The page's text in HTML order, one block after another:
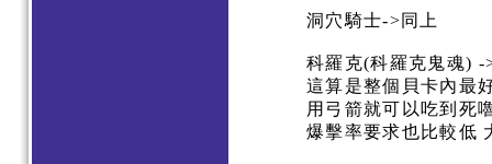
洞穴騎士->同上
科羅克(科羅克鬼魂)
這算是整個貝卡內最
用弓箭就可以吃到死
爆擊率要求也比較低